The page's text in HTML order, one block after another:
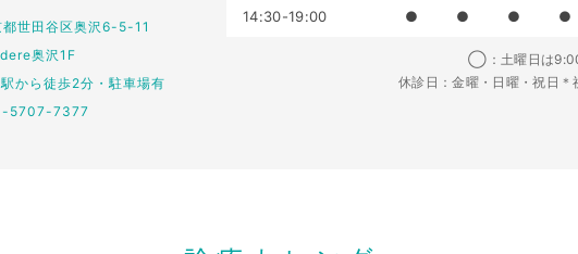
世田谷区奥沢6-5-11
奥沢1F
から徒歩2分・駐車場有
5707-7377
14:30-19:00 ● ● ● ●
◯：土曜日は
休診日：金曜・日曜・祝日